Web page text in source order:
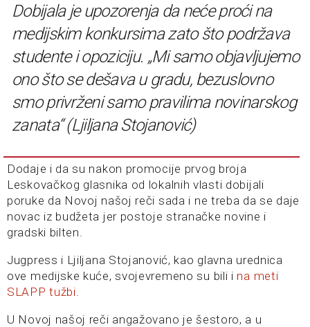
Dobijala je upozorenja da neće proći na
medijskim konkursima zato što podržava
studente i opoziciju. „Mi samo objavljujemo
ono što se dešava u gradu, bezuslovno
smo privrženi samo pravilima novinarskog
zanata“ (Ljiljana Stojanović)
Dodaje i da su nakon promocije prvog broja
Leskovačkog glasnika od lokalnih vlasti dobijali
poruke da Novoj našoj reči sada i ne treba da se daje
novac iz budžeta jer postoje stranačke novine i
gradski bilten.
Jugpress i Ljiljana Stojanović, kao glavna urednica
ove medijske kuće, svojevremeno su bili i na meti
SLAPP tužbi
U Novoj našoj reči angažovano je šestoro, a u